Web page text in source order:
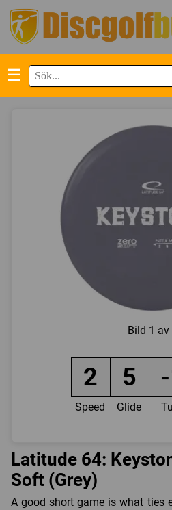
☰
Bild 1 av
2 5
Speed Glide
Latitude 64:
Soft (Grey)
A good short game is what ties